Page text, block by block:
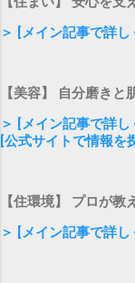
＞ [メイン記事で詳し
【美容】 自分磨きと
＞ [メイン記事で詳し
[公式サイトで情報を
【住環境】 プロが
＞ [メイン記事で詳し